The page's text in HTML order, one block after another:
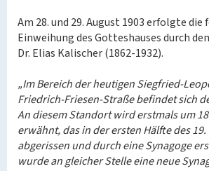
Am 28. und 29. August 1903 erfolgte die
Einweihung des Gotteshauses durch
Dr. Elias Kalischer (1862-1932).
„Im Bereich der heutigen Siegfried-
Friedrich-Friesen-Straße befindet sich
An diesem Standort wird erstmals um
erwähnt, das in der ersten Hälfte des
abgerissen und durch eine Synagoge
wurde an gleicher Stelle eine neue